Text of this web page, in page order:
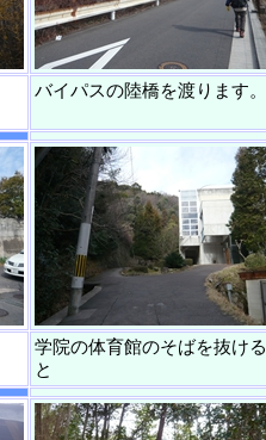
バイパスの陸橋を渡ります。
学院の体育館のそばを抜ける
と